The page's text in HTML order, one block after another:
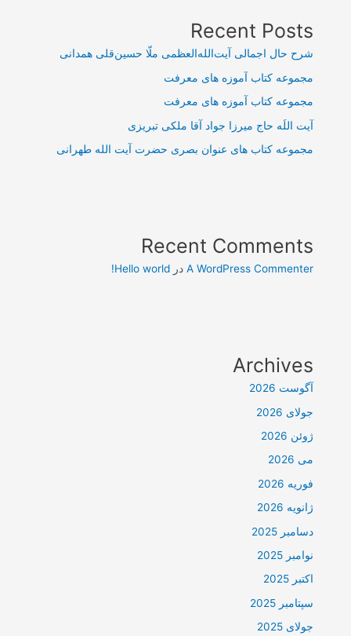
Recent Posts
شرح حال اجمالی آیت‌الله‌العظمی ملّا حسین‌قلی همدانی
مجموعه کتاب آموزه های معرفت
مجموعه کتاب آموزه های معرفت
آیت اللَه حاج میرزا جواد آقا ملکی تبریزی
مجموعه کتاب های عنوان بصری حضرت آیت الله طهرانی
Recent Comments
A WordPress Commenter درHello world!
Archives
آگوست 2026
جولای 2026
ژوئن 2026
می 2026
فوریه 2026
ژانویه 2026
دسامبر 2025
نوامبر 2025
اکتبر 2025
سپتامبر 2025
جولای 2025